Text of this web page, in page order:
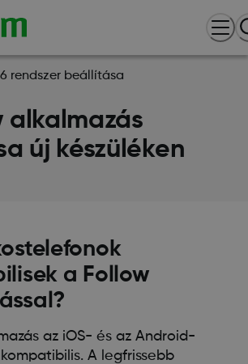
rendszer beállítása
alkalmazás
új készüléken
a Follow
az iOS- és az Android-
A legfrissebb